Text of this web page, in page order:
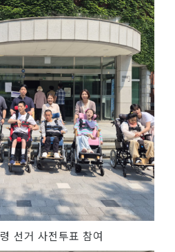
선거 사전투표 참여